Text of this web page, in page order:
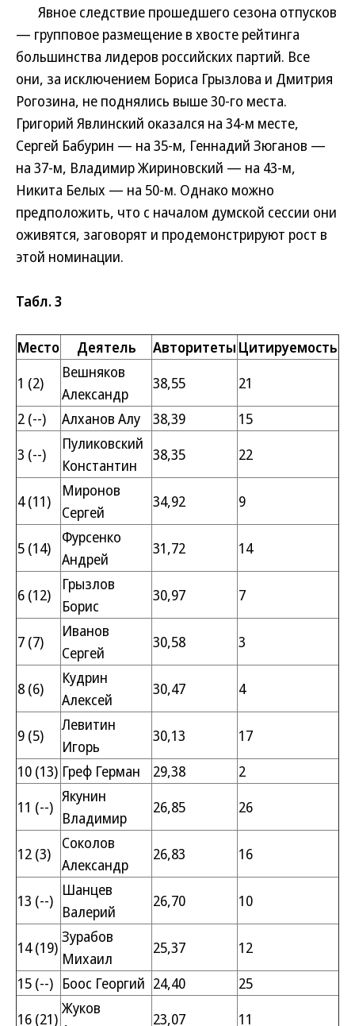
Явное следствие прошедшего сезона отпусков
— групповое размещение в хвосте рейтинга
большинства лидеров российских партий. Все
они, за исключением Бориса Грызлова и Дмитрия
Рогозина, не поднялись выше 30-го места.
Григорий Явлинский оказался на 34-м месте,
Сергей Бабурин — на 35-м, Геннадий Зюганов —
на 37-м, Владимир Жириновский — на 43-м,
Никита Белых — на 50-м. Однако можно
предположить, что с началом думской сессии они
оживятся, заговорят и продемонстрируют рост в
этой номинации.
Табл. 3
Место Деятель Авторитеты Цитируемость
1 (2)
Вешняков
Александр
38,55
21
2 (--)
Алханов Алу 38,39
15
3 (--)
Пуликовский
Константин
38,35 22
4 (11)
Миронов
Сергей
34,92 9
5 (14)
Фурсенко
Андрей
31,72 14
6 (12)
Грызлов
Борис
30,97 7
7 (7)
Иванов
Сергей
30,58 3
8 (6)
Кудрин
Алексей
30,47 4
9 (5)
Левитин
Игорь
30,13
17
10 (13) Греф Герман 29,38
2
11 (--)
Якунин
Владимир
26,85 26
12 (3)
Соколов
Александр
26,83 16
13 (--)
Шанцев
Валерий
26,70 10
14 (19)
Зурабов
Михаил
25,37
12
15 (--) Боос Георгий 24,40
25
16 (21)
Жуков
23,07 11